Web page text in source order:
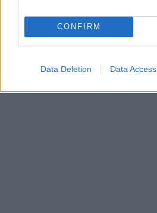
CONFIRM
Data Deletion Data Access